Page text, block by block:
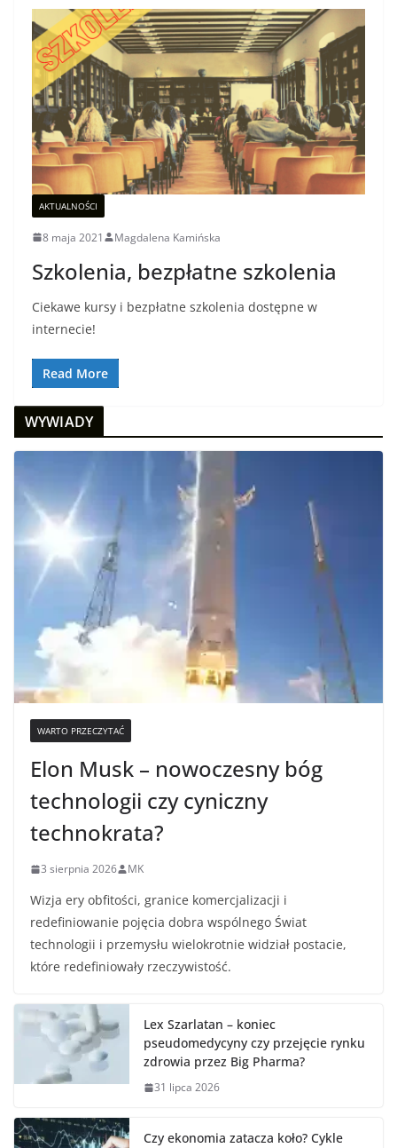
AKTUALNOŚCI
8 maja 2021 Magdalena Kamińska
Szkolenia, bezpłatne szkolenia
Ciekawe kursy i bezpłatne szkolenia dostępne w
internecie!
Read More
WYWIADY
WARTO PRZECZYTAĆ
Elon Musk – nowoczesny bóg
technologii czy cyniczny
technokrata?
3 sierpnia 2026 MK
Wizja ery obfitości, granice komercjalizacji i
redefiniowanie pojęcia dobra wspólnego Świat
technologii i przemysłu wielokrotnie widział postacie,
które redefiniowały rzeczywistość.
Lex Szarlatan – koniec
pseudomedycyny czy przejęcie rynku
zdrowia przez Big Pharma?
31 lipca 2026
Czy ekonomia zatacza koło? Cykle